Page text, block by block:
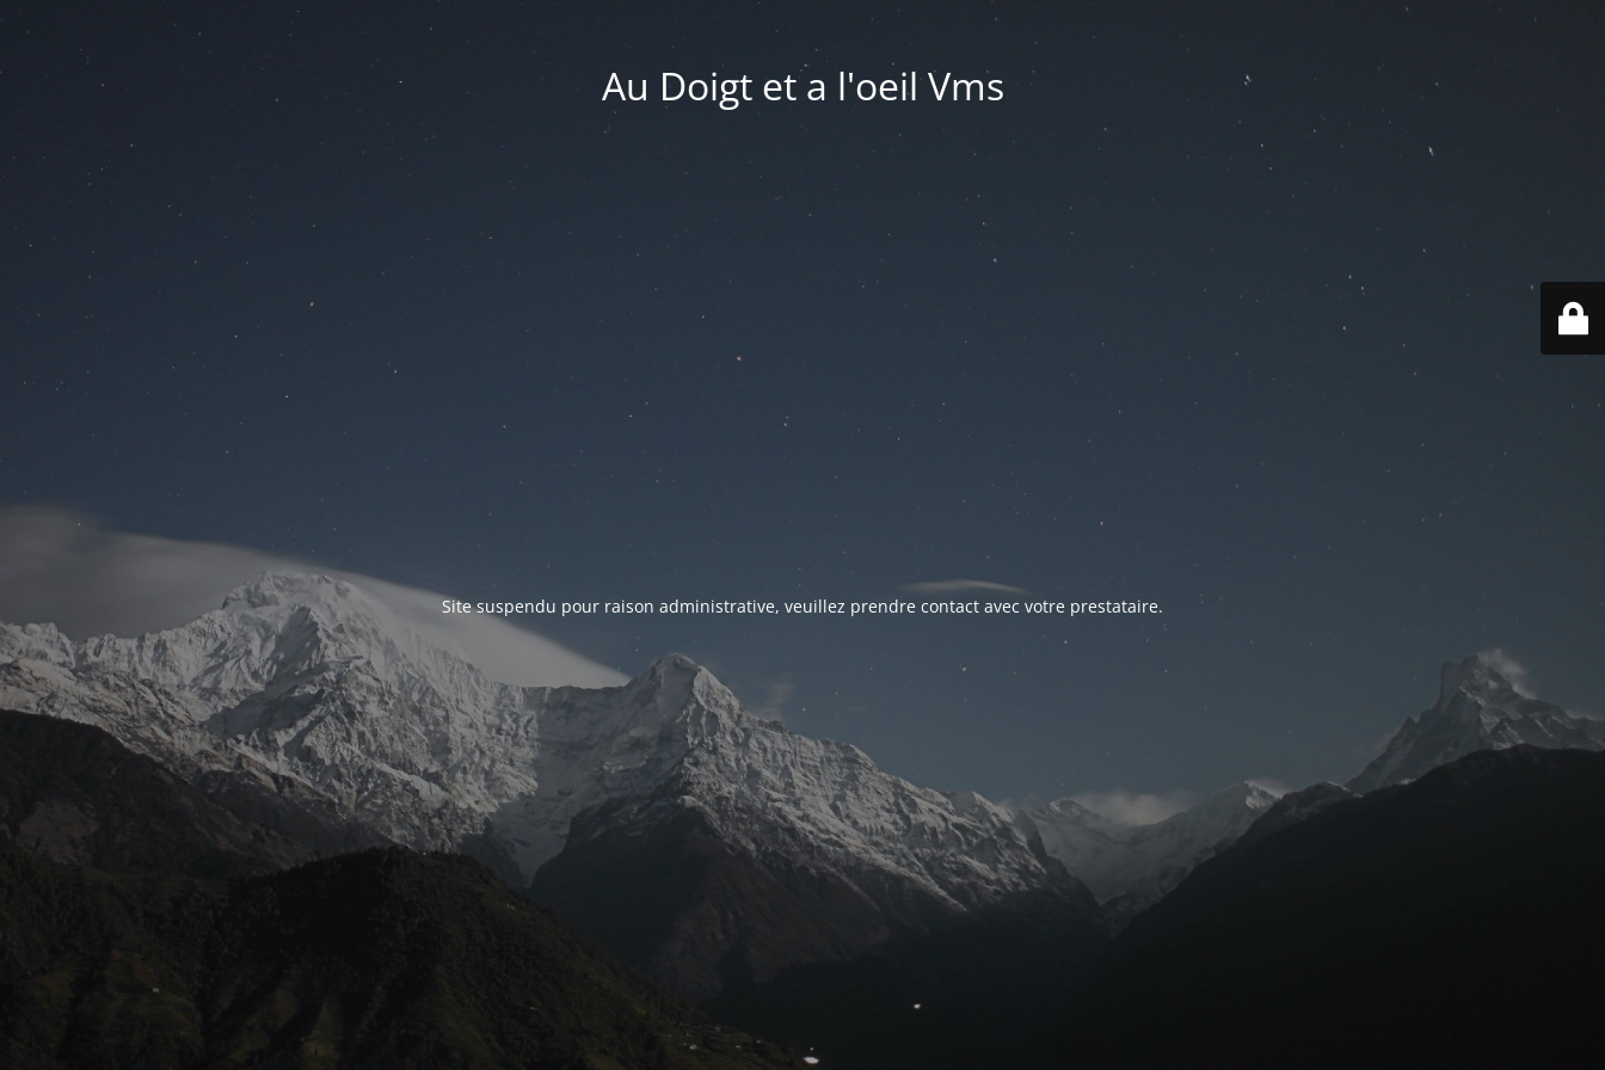
Au Doigt et a l'oeil Vms
Site suspendu pour raison administrative, veuillez prendre contact avec votre prestataire.